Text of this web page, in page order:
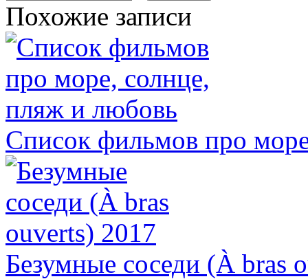
Похожие записи
Список фильмов про
Безумные соседи (À bras